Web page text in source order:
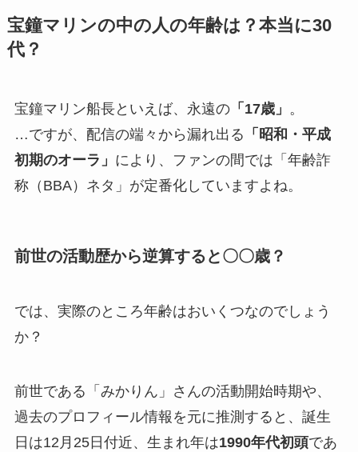
宝鐘マリンの中の人の年齢は？本当に30
代？
宝鐘マリン船長といえば、永遠の「17歳」 。
…ですが、配信の端々から漏れ出る 「昭和・平成
初期のオーラ」 により、ファンの間では「年齢詐
称（BBA）ネタ」が定番化していますよね。
前世の活動歴から逆算すると〇〇歳？
では、実際のところ年齢はおいくつなのでしょう
か？
前世である「みかりん」さんの活動開始時期や、
過去のプロフィール情報を元に推測すると、誕生
日は12月25日付近、生まれ年は1990年代初頭であ